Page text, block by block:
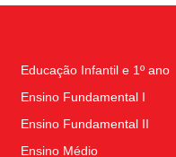
Educação Infantil e 1º ano
Ensino Fundamental I
Ensino Fundamental II
Ensino Médio